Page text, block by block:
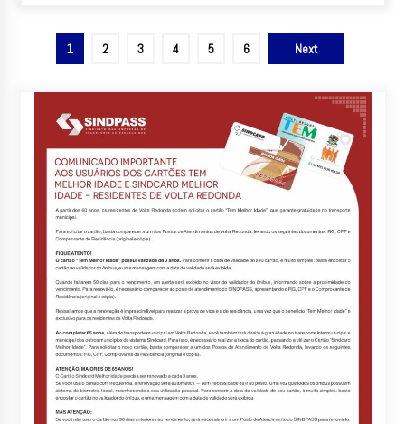
Paginação
1 2 3 4 5 6 Next